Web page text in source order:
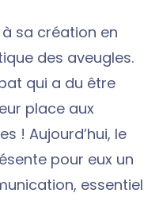
à sa création en
des aveugles.
qui a du être
place aux
! Aujourd’hui, le
pour eux un
essentiel